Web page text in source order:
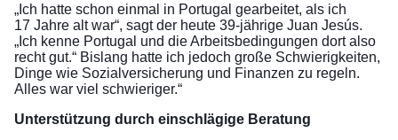
„Ich hatte schon einmal in Portugal gearbeitet, als ich
17 Jahre alt war“, sagt der heute 39-jährige Juan Jesús.
„Ich kenne Portugal und die Arbeitsbedingungen dort also
recht gut.“ Bislang hatte ich jedoch große Schwierigkeiten,
Dinge wie Sozialversicherung und Finanzen zu regeln.
Alles war viel schwieriger.“
Unterstützung durch einschlägige Beratung